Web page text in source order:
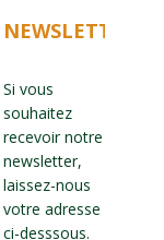
NEWSLETTER
Si vous
souhaitez
recevoir notre
newsletter,
laissez-nous
votre adresse
ci-desssous.